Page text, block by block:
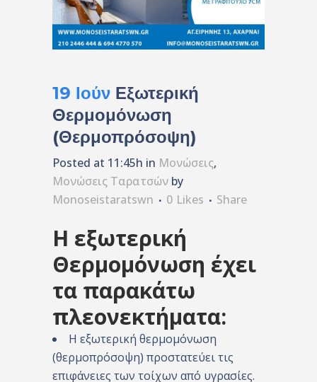
19 Ιούν Εξωτερική
Θερμομόνωση
(Θερμοπρόσοψη)
Posted at 11:45h in Μονώσεις,
Μονώσεις Ταρατσών by
Monoseistaratswn
0 Likes Share
Η εξωτερική
Θερμομόνωση έχει
τα παρακάτω
πλεονεκτήματα:
Η εξωτερική θερμομόνωση
(θερμοπρόσοψη) προστατεύει τις
επιφάνειες των τοίχων από υγρασίες.